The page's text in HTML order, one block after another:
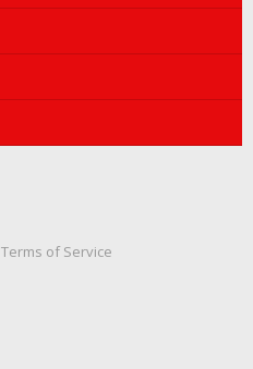
Terms of Service